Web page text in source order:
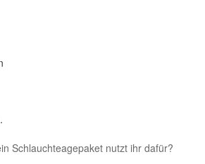
Schlauchteagepaket nutzt ihr dafür?